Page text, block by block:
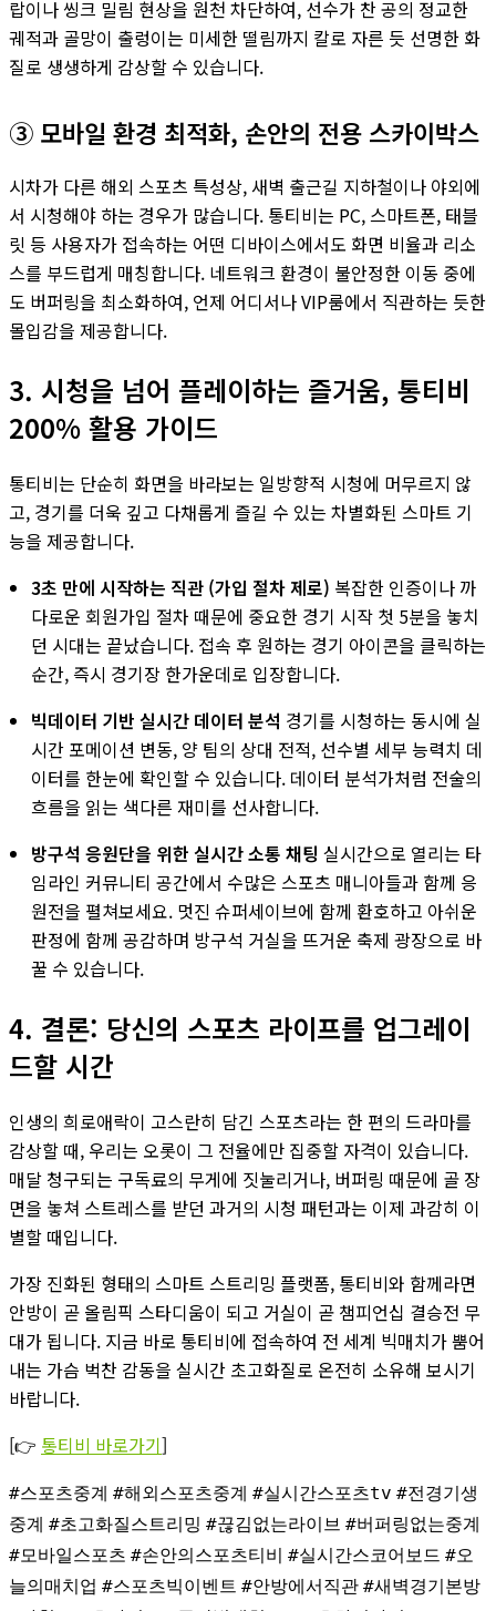
랍이나 씽크 밀림 현상을 원천 차단하여, 선수가 찬 공의 정교한
궤적과 골망이 출렁이는 미세한 떨림까지 칼로 자른 듯 선명한 화
질로 생생하게 감상할 수 있습니다.
③ 모바일 환경 최적화, 손안의 전용 스카이박스
시차가 다른 해외 스포츠 특성상, 새벽 출근길 지하철이나 야외에
서 시청해야 하는 경우가 많습니다. 통티비는 PC, 스마트폰, 태블
릿 등 사용자가 접속하는 어떤 디바이스에서도 화면 비율과 리소
스를 부드럽게 매칭합니다. 네트워크 환경이 불안정한 이동 중에
도 버퍼링을 최소화하여, 언제 어디서나 VIP룸에서 직관하는 듯한
몰입감을 제공합니다.
3. 시청을 넘어 플레이하는 즐거움, 통티비
200% 활용 가이드
통티비는 단순히 화면을 바라보는 일방향적 시청에 머무르지 않
고, 경기를 더욱 깊고 다채롭게 즐길 수 있는 차별화된 스마트 기
능을 제공합니다.
3초 만에 시작하는 직관 (가입 절차 제로) 복잡한 인증이나 까
다로운 회원가입 절차 때문에 중요한 경기 시작 첫 5분을 놓치
던 시대는 끝났습니다. 접속 후 원하는 경기 아이콘을 클릭하는
순간, 즉시 경기장 한가운데로 입장합니다.
빅데이터 기반 실시간 데이터 분석 경기를 시청하는 동시에 실
시간 포메이션 변동, 양 팀의 상대 전적, 선수별 세부 능력치 데
이터를 한눈에 확인할 수 있습니다. 데이터 분석가처럼 전술의
흐름을 읽는 색다른 재미를 선사합니다.
방구석 응원단을 위한 실시간 소통 채팅 실시간으로 열리는 타
임라인 커뮤니티 공간에서 수많은 스포츠 매니아들과 함께 응
원전을 펼쳐보세요. 멋진 슈퍼세이브에 함께 환호하고 아쉬운
판정에 함께 공감하며 방구석 거실을 뜨거운 축제 광장으로 바
꿀 수 있습니다.
4. 결론: 당신의 스포츠 라이프를 업그레이
드할 시간
인생의 희로애락이 고스란히 담긴 스포츠라는 한 편의 드라마를
감상할 때, 우리는 오롯이 그 전율에만 집중할 자격이 있습니다.
매달 청구되는 구독료의 무게에 짓눌리거나, 버퍼링 때문에 골 장
면을 놓쳐 스트레스를 받던 과거의 시청 패턴과는 이제 과감히 이
별할 때입니다.
가장 진화된 형태의 스마트 스트리밍 플랫폼, 통티비와 함께라면
안방이 곧 올림픽 스타디움이 되고 거실이 곧 챔피언십 결승전 무
대가 됩니다. 지금 바로 통티비에 접속하여 전 세계 빅매치가 뿜어
내는 가슴 벅찬 감동을 실시간 초고화질로 온전히 소유해 보시기
바랍니다.
[👉 통티비 바로가기]
#스포츠중계 #해외스포츠중계 #실시간스포츠tv #전경기생
중계 #초고화질스트리밍 #끊김없는라이브 #버퍼링없는중계
#모바일스포츠 #손안의스포츠티비 #실시간스코어보드 #오
늘의매치업 #스포츠빅이벤트 #안방에서직관 #새벽경기본방